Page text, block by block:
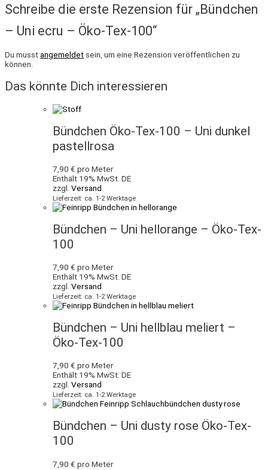
Schreibe die erste Rezension für „Bündchen
– Uni ecru – Öko-Tex-100“
Du musstangemeldet sein, um eine Rezension veröffentlichen zu
können.
Das könnte Dich interessieren
Bündchen Öko-Tex-100 – Uni dunkel
pastellrosa
7,90 € pro Meter
Enthält 19% MwSt. DE
zzgl. Versand
Lieferzeit: ca. 1-2 Werktage
Bündchen – Uni hellorange – Öko-Tex-
100
7,90 € pro Meter
Enthält 19% MwSt. DE
zzgl. Versand
Lieferzeit: ca. 1-2 Werktage
Bündchen – Uni hellblau meliert –
Öko-Tex-100
7,90 € pro Meter
Enthält 19% MwSt. DE
zzgl. Versand
Lieferzeit: ca. 1-2 Werktage
Bündchen – Uni dusty rose Öko-Tex-
100
7,90 € pro Meter